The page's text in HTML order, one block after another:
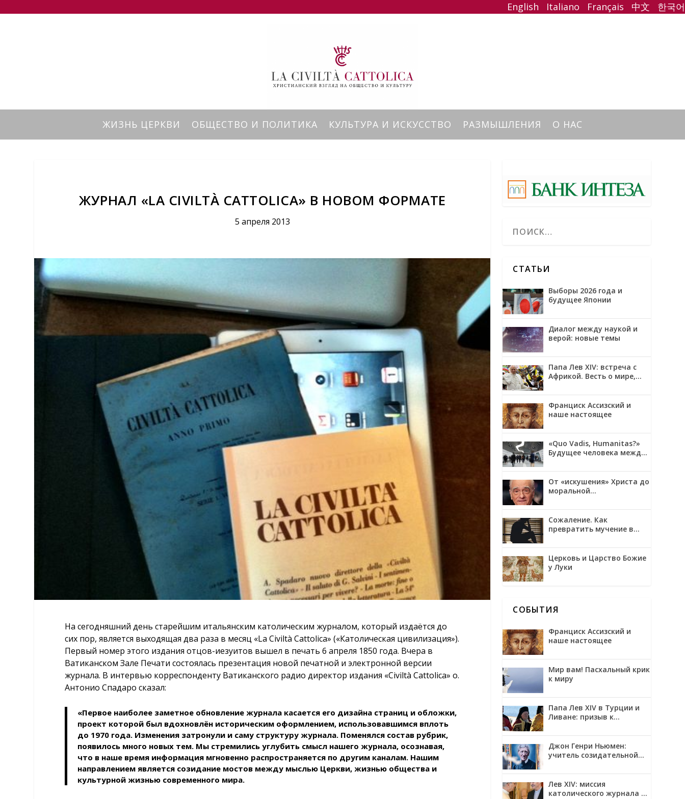
English Italiano Français 中文 한국어
ЖИЗНЬ ЦЕРКВИ ОБЩЕСТВО И ПОЛИТИКА КУЛЬТУРА И ИСКУССТВО РАЗМЫШЛЕНИЯ О НАС
ЖУРНАЛ «LA CIVILTÀ CATTOLICA» В НОВОМ ФОРМАТЕ
5 апреля 2013
На сегодняшний день старейшим итальянским католическим журналом, который издаётся до
сих пор, является выходящая два раза в месяц «La Civiltà Cattolica» («Католическая цивилизация»).
Первый номер этого издания отцов-иезуитов вышел в печать 6 апреля 1850 года. Вчера в
Ватиканском Зале Печати состоялась презентация новой печатной и электронной версии
журнала. В интервью корреспонденту Ватиканского радио директор издания «Civiltà Cattolica» о.
Антонио Спадаро сказал:
«Первое наиболее заметное обновление журнала касается его дизайна страниц и обложки,
проект которой был вдохновлён историческим оформлением, использовавшимся вплоть
до 1970 года. Изменения затронули и саму структуру журнала. Поменялся состав рубрик,
появилось много новых тем. Мы стремились углубить смысл нашего журнала, осознавая,
что в наше время информация мгновенно распространяется по другим каналам. Нашим
направлением является созидание мостов между мыслью Церкви, жизнью общества и
культурной жизнью современного мира.
СТАТЬИ
Выборы 2026 года и
будущее Японии
Диалог между наукой и
верой: новые темы
Папа Лев XIV: встреча с
Африкой. Весть о мире,
Франциск Ассизский и
наше настоящее
«Quo Vadis, Humanitas?»
Будущее человека между
обожением
От «искушения» Христа до
моральной
фильмах Мартина
Скорсезе
Сожаление. Как
превратить мучение в
Церковь и Царство Божие
у Луки
СОБЫТИЯ
Франциск Ассизский и
наше настоящее
Мир вам! Пасхальный крик
к миру
Папа Лев XIV в Турции и
Ливане: призыв к
Джон Генри Ньюмен:
учитель созидательной
Лев XIV: миссия
католического журнала —